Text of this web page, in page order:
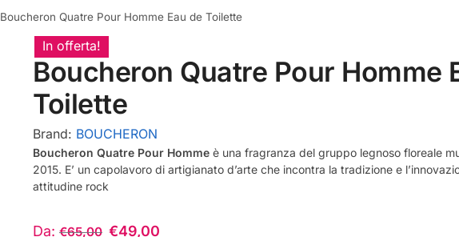
Boucheron Quatre Pour Homme Eau de Toilette
In offerta!
Boucheron Quatre Pour Homme
Toilette
Brand: BOUCHERON
Boucheron Quatre Pour Homme è una fragranza del gruppo legnoso floreale
2015. E’ un capolavoro di artigianato d’arte che incontra la tradizione e
attitudine rock
Da: €65,00 €49,00